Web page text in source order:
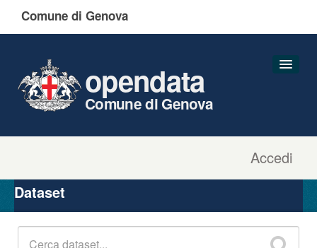
Comune di Genova
Accedi
opendata
Comune di Genova
Organizzazioni
Gruppi
Dataset